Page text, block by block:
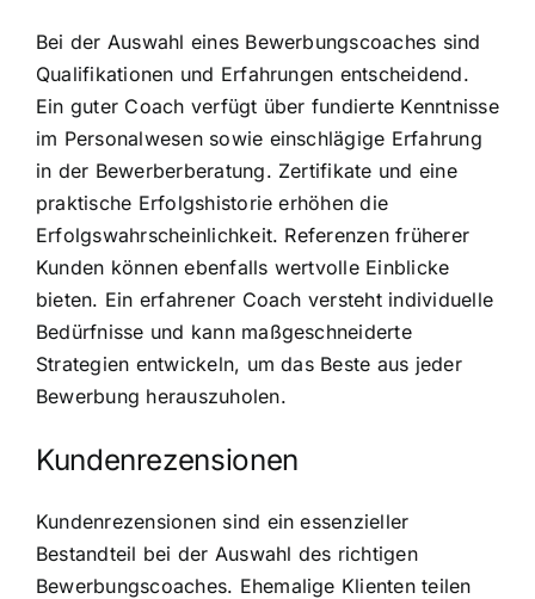
Bei der Auswahl eines Bewerbungscoaches sind
Qualifikationen und Erfahrungen entscheidend.
Ein guter Coach verfügt über fundierte Kenntnisse
im Personalwesen sowie einschlägige Erfahrung
in der Bewerberberatung. Zertifikate und eine
praktische Erfolgshistorie erhöhen die
Erfolgswahrscheinlichkeit. Referenzen früherer
Kunden können ebenfalls wertvolle Einblicke
bieten. Ein erfahrener Coach versteht individuelle
Bedürfnisse und kann maßgeschneiderte
Strategien entwickeln, um das Beste aus jeder
Bewerbung herauszuholen.
Kundenrezensionen
Kundenrezensionen sind ein essenzieller
Bestandteil bei der Auswahl des richtigen
Bewerbungscoaches. Ehemalige Klienten teilen